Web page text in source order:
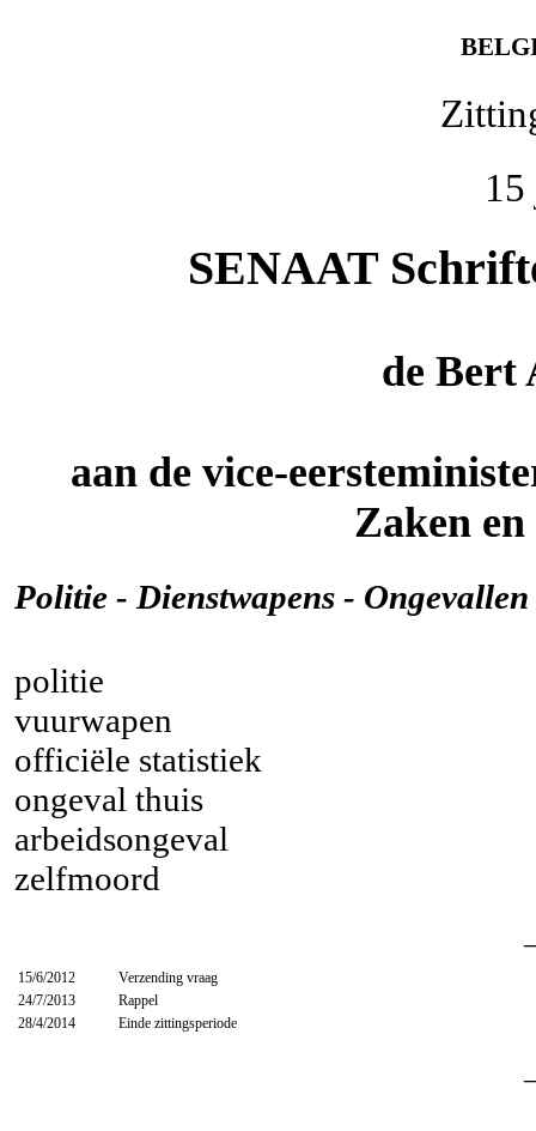
SENAAT
de Bert
aan de vice-
Zaken
Politie - Dienstwapens -
politie
vuurwapen
officiële statistiek
ongeval thuis
arbeidsongeval
zelfmoord
15/6/2012
Verzending vraag
24/7/2013
Rappel
28/4/2014
Einde zittingsperiode